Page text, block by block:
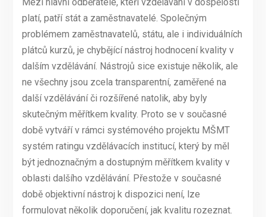
platí, patří stát a zaměstnavatelé. Společným
problémem zaměstnavatelů, státu, ale i individuálních
plátců kurzů, je chybějící nástroj hodnocení kvality v
dalším vzdělávání. Nástrojů sice existuje několik, ale
ne všechny jsou zcela transparentní, zaměřené na
další vzdělávání či rozšířené natolik, aby byly
skutečným měřítkem kvality. Proto se v současné
době vytváří v rámci systémového projektu MŠMT
systém ratingu vzdělávacích institucí, který by měl
být jednoznačným a dostupným měřítkem kvality v
oblasti dalšího vzdělávání. Přestože v současné
době objektivní nástroj k dispozici není, lze
formulovat několik doporučení, jak kvalitu rozeznat.